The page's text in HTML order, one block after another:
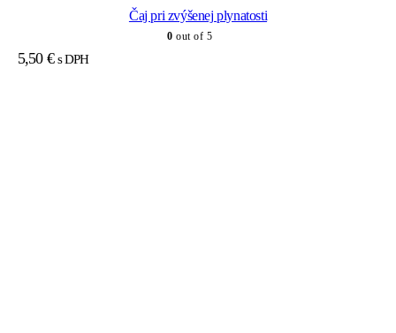
Čaj pri zvýšenej plynatosti
0 out of 5
5,50 € s DPH